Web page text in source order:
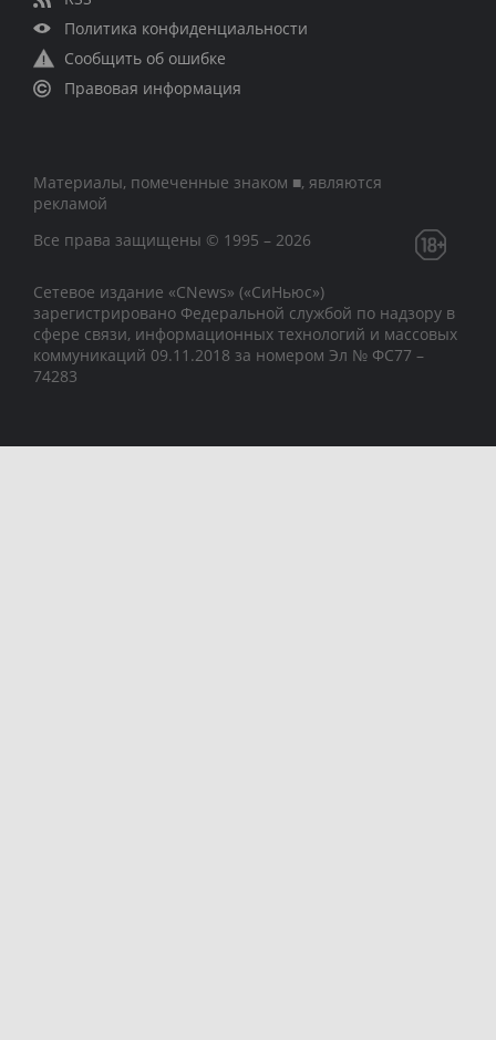
Политика конфиденциальности
Сообщить об ошибке
Правовая информация
Материалы, помеченные знаком ■, являются
рекламой
Все права защищены © 1995 – 2026
Сетевое издание «CNews» («СиНьюс»)
зарегистрировано Федеральной службой по надзору в
сфере связи, информационных технологий и массовых
коммуникаций 09.11.2018 за номером Эл № ФС77 –
74283